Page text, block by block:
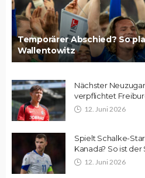
Temporärer Abschied? So
Wallentowitz
Nächster
verpflichtet
12. Juni 2026
Spielt Schalke-
Kanada? So ist der
12. Juni 2026